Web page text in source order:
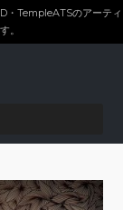
・TempleATSのアーティ
。